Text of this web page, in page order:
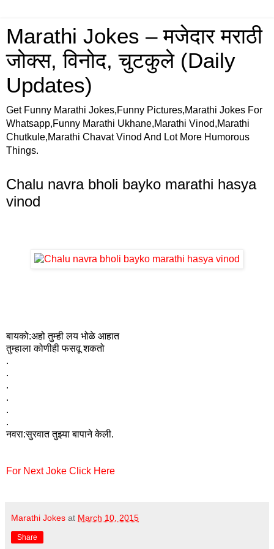
Marathi Jokes – मजेदार मराठी
जोक्स, विनोद, चुटकुले (Daily
Updates)
Get Funny Marathi Jokes,Funny Pictures,Marathi Jokes For
Whatsapp,Funny Marathi Ukhane,Marathi Vinod,Marathi
Chutkule,Marathi Chavat Vinod And Lot More Humorous
Things.
Chalu navra bholi bayko marathi hasya
vinod
बायको:अहो तुम्ही लय भोळे आहात
तुम्हाला कोणीही फसवू शकतो
.
.
.
.
.
.
नवरा:सुरवात तुझ्या बापाने केली.
For Next Joke Click Here
Marathi Jokes at March 10, 2015
Share